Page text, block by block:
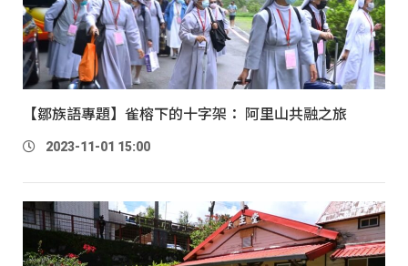
【鄒族語專題】雀榕下的十字架： 阿里山共融之旅
2023-11-01 15:00